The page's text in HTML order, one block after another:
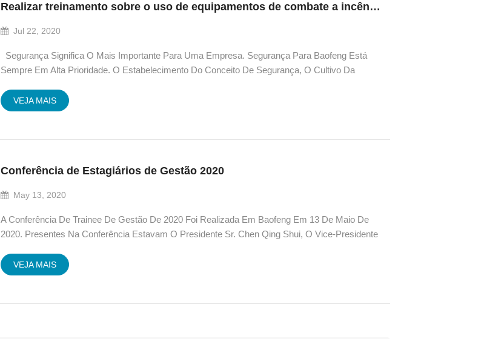
Realizar treinamento sobre o uso de equipamentos de combate a incêndio
Jul 22, 2020
Segurança Significa O Mais Importante Para Uma Empresa. Segurança Para Baofeng Está
Sempre Em Alta Prioridade. O Estabelecimento Do Conceito De Segurança, O Cultivo Da
VEJA MAIS
Conferência de Estagiários de Gestão 2020
May 13, 2020
A Conferência De Trainee De Gestão De 2020 Foi Realizada Em Baofeng Em 13 De Maio De
2020. Presentes Na Conferência Estavam O Presidente Sr. Chen Qing Shui, O Vice-Presidente
Todos Os Estagi&...
VEJA MAIS